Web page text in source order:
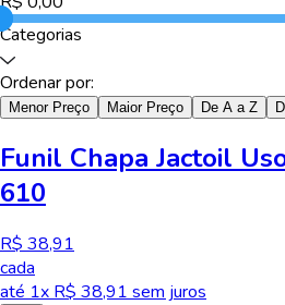
Categorias
Ordenar por:
Menor Preço Maior Preço De A a Z
Funil Chapa Jactoil
610
R$ 38,91
cada
até 1x R$ 38,91 sem juros